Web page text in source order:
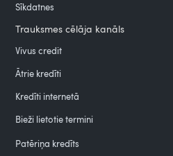
Sīkdatnes
Trauksmes cēlāja kanāls
Vivus credit
Ātrie kredīti
Kredīti internetā
Bieži lietotie termini
Patēriņa kredīts